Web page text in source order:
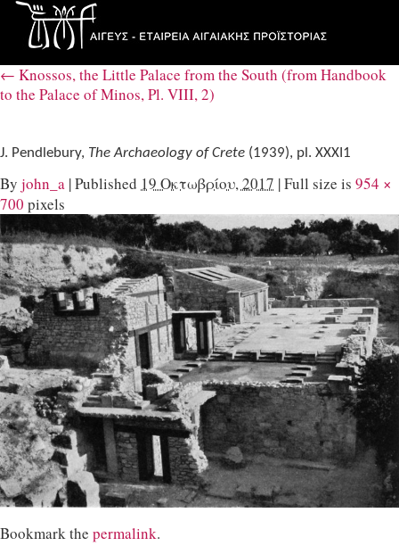
← Knossos, the Little Palace from the South (from Handbook
to the Palace of Minos, Pl. VIII, 2)
J. Pendlebury, The Archaeology of Crete (1939), pl. XΧXI1
By john_a |Published 19 Οκτωβρίου, 2017 |Full size is 954 ×
700 pixels
Bookmark the permalink.